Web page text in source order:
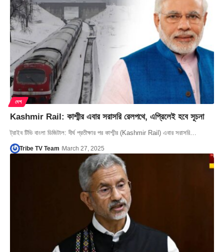
দেশ
Kashmir Rail: কাশ্মীর এবার সরাসরি রেলপথে, এপ্রিলেই হবে সূচনা
ট্রাইব টিভি বাংলা ডিজিটাল: দীর্ঘ প্রতীক্ষার পর কাশ্মীর (Kashmir Rail) এবার সরাসরি…
Tribe TV Team March 27, 2025